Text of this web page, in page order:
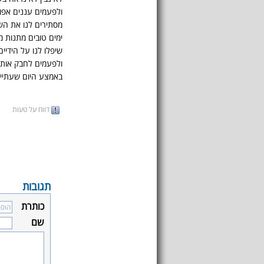
ולפעמים עננים
מסתירים לנו את
ימים טובים מתנות
שיפלו לנו על
ולפעמים לחבק
באמצע היום
דווח על טעות
תגובות
כותרת
שם